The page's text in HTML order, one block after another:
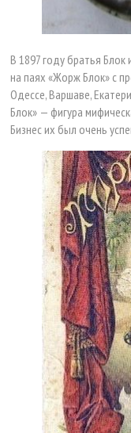
В 1897 году братья
на паях «Жорж Блок» с
Одессе, Варшаве,
Блок» — фигура
Бизнес их был очень